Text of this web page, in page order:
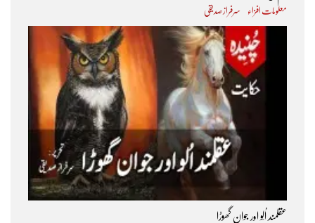
معلومات افزاء سرفراز صدیقی
عقلمند اُلّو اور جوان گھوڑا